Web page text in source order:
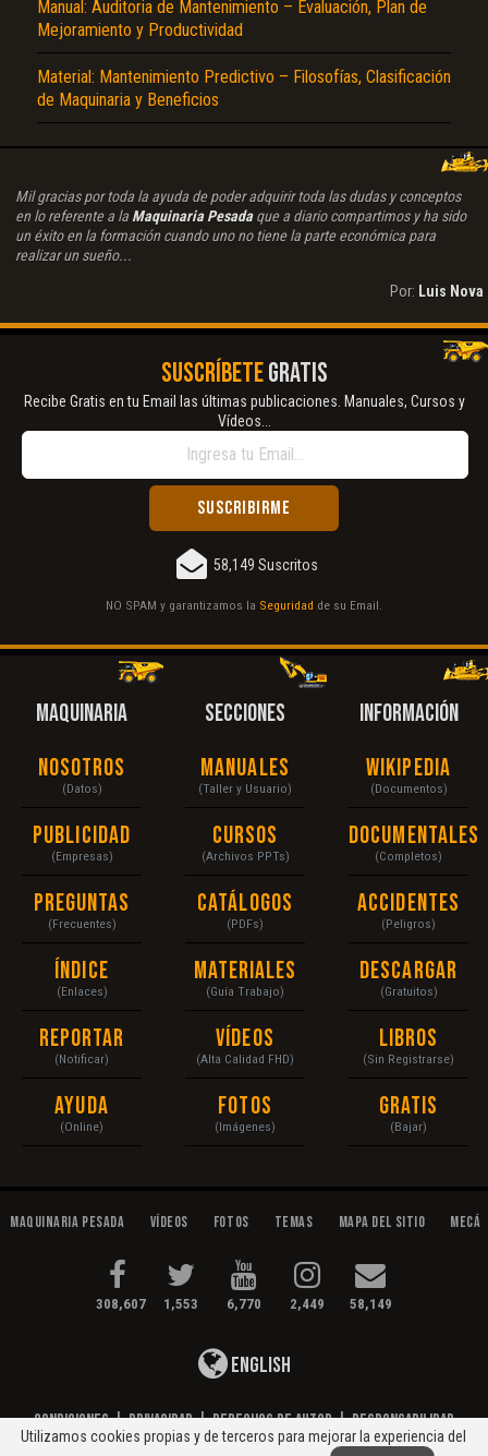
Manual: Auditoria de Mantenimiento – Evaluación, Plan de
Mejoramiento y Productividad
Material: Mantenimiento Predictivo – Filosofías, Clasificación
de Maquinaria y Beneficios
Mil gracias por toda la ayuda de poder adquirir toda las dudas y conceptos
en lo referente a la Maquinaria Pesadaque a diario compartimos y ha sido
un éxito en la formación cuando uno no tiene la parte económica para
realizar un sueño...
Por: Luis Nova
SUSCRÍBETEGRATIS
Recibe Gratis en tu Email las últimas publicaciones. Manuales, Cursos y
Vídeos...
58,149 Suscritos
NO SPAM y garantizamos la Seguridad de su Email.
MAQUINARIA
Nosotros
(Datos)
Publicidad
(Empresas)
Preguntas
(Frecuentes)
Índice
(Enlaces)
Reportar
(Notificar)
Ayuda
(Online)
SECCIONES
Manuales
(Taller y Usuario)
Cursos
(Archivos PPTs)
Catálogos
(PDFs)
Materiales
(Guía Trabajo)
Vídeos
(Alta Calidad FHD)
Fotos
(Imágenes)
INFORMACIÓN
Wikipedia
(Documentos)
Documentales
(Completos)
Accidentes
(Peligros)
Descargar
(Gratuitos)
Libros
(Sin Registrarse)
Gratis
(Bajar)
Maquinaria Pesada Vídeos Fotos Temas Mapa del Sitio
308,607 1,553 6,770 2,449 58,149
English
Condiciones|Privacidad|Derechos de Autor|Responsabilidad
Utilizamos cookies propias y de terceros para mejorar la experiencia del